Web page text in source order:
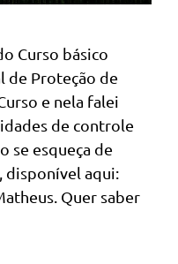
Curso básico
de Proteção de
e nela falei
de controle
se esqueça de
disponível aqui:
Quer saber